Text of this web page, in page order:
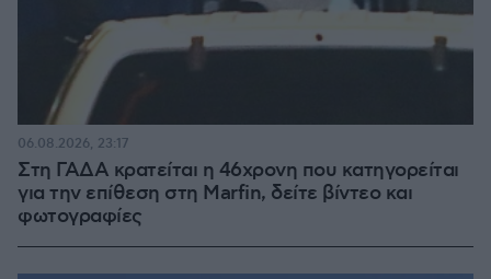
Στη ΓΑΔΑ κρατείται η 46χρονη που κατηγορείται
για την επίθεση στη Marfin, δείτε βίντεο και
φωτογραφίες
06.08.2026, 23:17